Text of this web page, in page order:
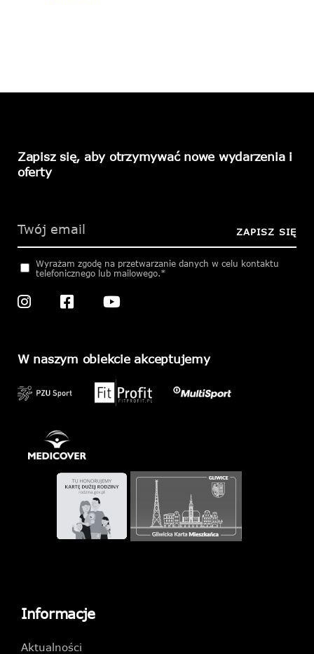
Zapisz się, aby otrzymywać nowe wydarzenia i
oferty
this
ZAPISZ SIĘ
Wyrażam zgodę na przetwarzanie danych w celu kontaktu
telefonicznego lub mailowego.*
W naszym obiekcie akceptujemy
Informacje
Aktualności